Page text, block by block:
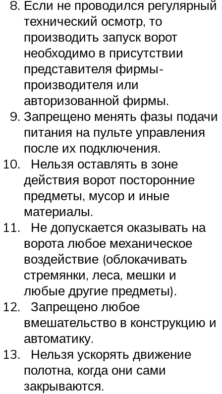
Если не проводился регулярный
технический осмотр, то
производить запуск ворот
необходимо в присутствии
представителя фирмы-
производителя или
авторизованной фирмы.
Запрещено менять фазы подачи
питания на пульте управления
после их подключения.
Нельзя оставлять в зоне
действия ворот посторонние
предметы, мусор и иные
материалы.
Не допускается оказывать на
ворота любое механическое
воздействие (облокачивать
стремянки, леса, мешки и
любые другие предметы).
Запрещено любое
вмешательство в конструкцию и
автоматику.
Нельзя ускорять движение
полотна, когда они сами
закрываются.